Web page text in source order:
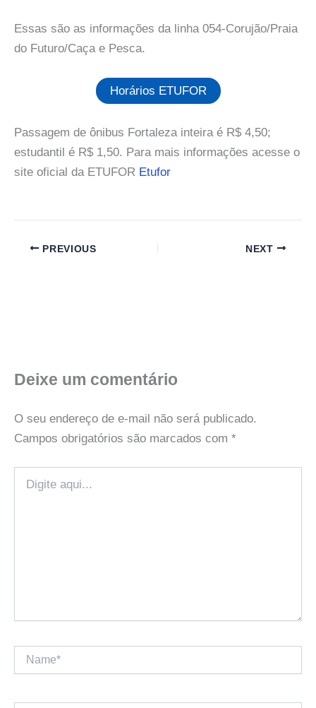
Essas são as informações da linha 054-Corujão/Praia
do Futuro/Caça e Pesca.
Horários ETUFOR
Passagem de ônibus Fortaleza inteira é R$ 4,50;
estudantil é R$ 1,50. Para mais informações acesse o
site oficial da ETUFOR Etufor
PREVIOUS NEXT
Deixe um comentário
O seu endereço de e-mail não será publicado.
Campos obrigatórios são marcados com *
aqui...
Name*